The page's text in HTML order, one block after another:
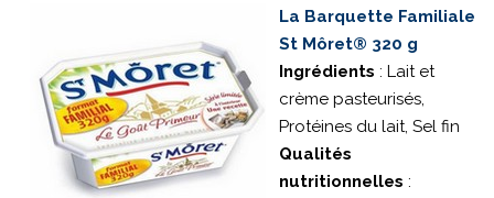
La Barquette Familiale
St Môret® 320 g
Ingrédients : Lait et
crème pasteurisés,
Protéines du lait, Sel fin
Qualités
nutritionnelles :